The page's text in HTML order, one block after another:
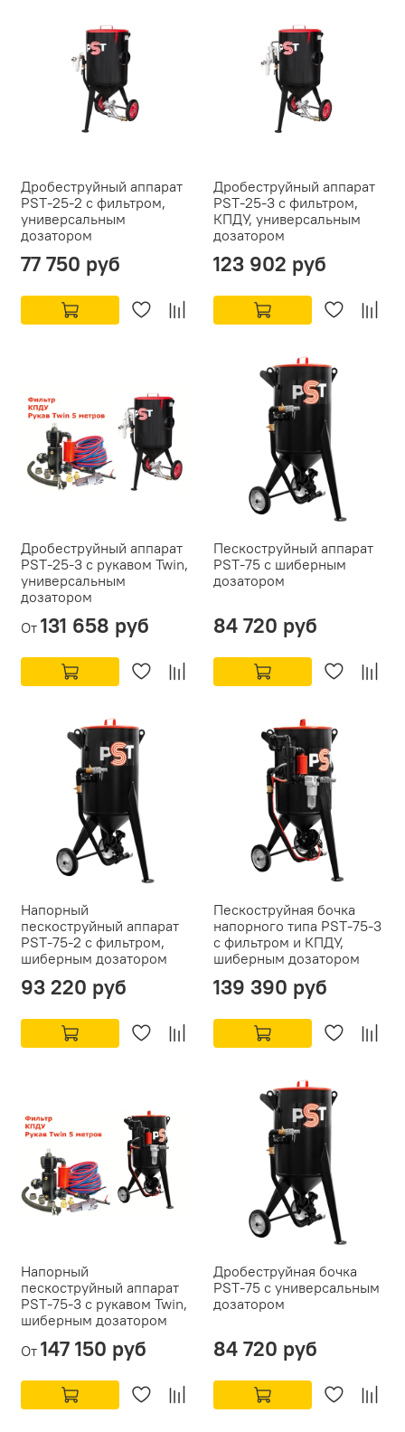
Дробеструйный аппарат
PST-25-2 с фильтром,
универсальным
дозатором
77 750 руб
Дробеструйный аппарат
PST-25-3 с фильтром,
КПДУ, универсальным
дозатором
123 902 руб
Дробеструйный аппарат
PST-25-3 с рукавом Twin,
универсальным
дозатором
От 131 658 руб
Пескоструйный аппарат
PST-75 с шиберным
дозатором
84 720 руб
Напорный
пескоструйный аппарат
PST-75-2 с фильтром,
шиберным дозатором
93 220 руб
Пескоструйная бочка
напорного типа PST-75-3
с фильтром и КПДУ,
шиберным дозатором
139 390 руб
Напорный
пескоструйный аппарат
PST-75-3 с рукавом Twin,
шиберным дозатором
От 147 150 руб
Дробеструйная бочка
PST-75 с универсальным
дозатором
84 720 руб